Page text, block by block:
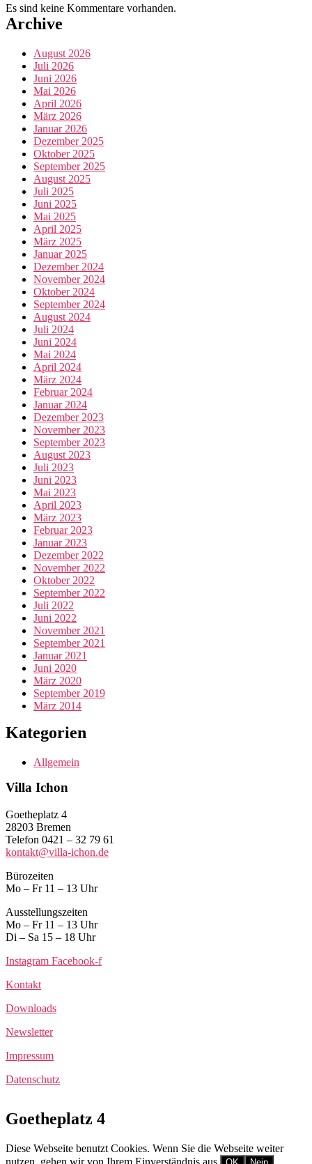
Es sind keine Kommentare vorhanden.
Archive
August 2026
Juli 2026
Juni 2026
Mai 2026
April 2026
März 2026
Januar 2026
Dezember 2025
Oktober 2025
September 2025
August 2025
Juli 2025
Juni 2025
Mai 2025
April 2025
März 2025
Januar 2025
Dezember 2024
November 2024
Oktober 2024
September 2024
August 2024
Juli 2024
Juni 2024
Mai 2024
April 2024
März 2024
Februar 2024
Januar 2024
Dezember 2023
November 2023
September 2023
August 2023
Juli 2023
Juni 2023
Mai 2023
April 2023
März 2023
Februar 2023
Januar 2023
Dezember 2022
November 2022
Oktober 2022
September 2022
Juli 2022
Juni 2022
November 2021
September 2021
Januar 2021
Juni 2020
März 2020
September 2019
März 2014
Kategorien
Allgemein
Villa Ichon
Goetheplatz 4
28203 Bremen
Telefon 0421 – 32 79 61
kontakt@villa-ichon.de
Bürozeiten
Mo – Fr 11 – 13 Uhr
Ausstellungszeiten
Mo – Fr 11 – 13 Uhr
Di – Sa 15 – 18 Uhr
Instagram Facebook-f
Kontakt
Downloads
Newsletter
Impressum
Datenschutz
Goetheplatz 4
Diese Webseite benutzt Cookies. Wenn Sie die Webseite weiter
nutzen, gehen wir von Ihrem Einverständnis aus.